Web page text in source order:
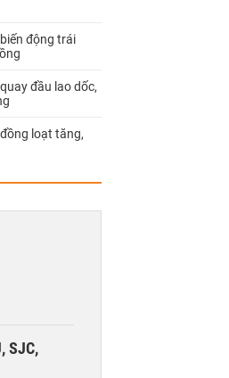
động trái
đầu lao dốc,
loạt tăng,
SJC,